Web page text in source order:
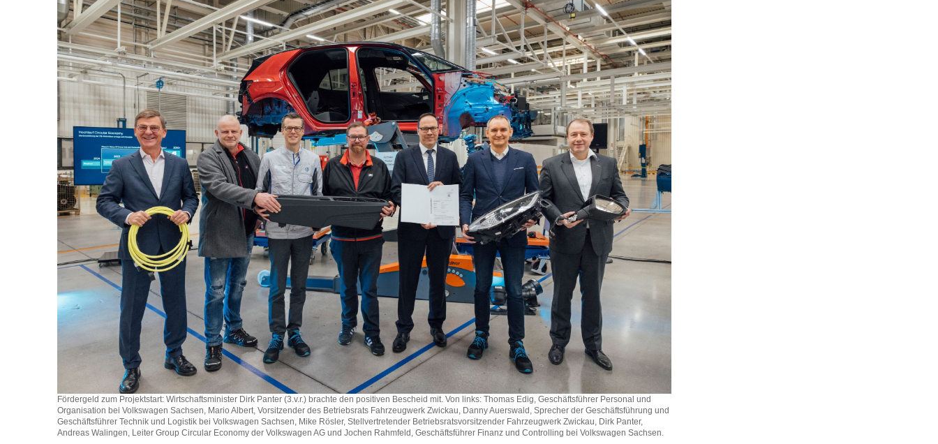
Fördergeld zum Projektstart: Wirtschaftsminister Dirk Panter (3.v.r.) brachte den positiven Bescheid mit. Von links: Thomas Edig, Geschäftsführer Personal und
Organisation bei Volkswagen Sachsen, Mario Albert, Vorsitzender des Betriebsrats Fahrzeugwerk Zwickau, Danny Auerswald, Sprecher der Geschäftsführung und
Geschäftsführer Technik und Logistik bei Volkswagen Sachsen, Mike Rösler, Stellvertretender Betriebsratsvorsitzender Fahrzeugwerk Zwickau, Dirk Panter,
Andreas Walingen, Leiter Group Circular Economy der Volkswagen AG und Jochen Rahmfeld, Geschäftsführer Finanz und Controlling bei Volkswagen Sachsen.